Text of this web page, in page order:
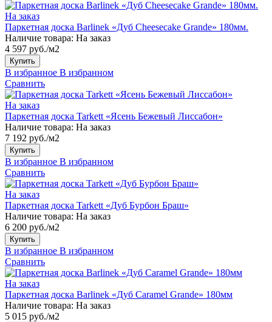
На заказ
Паркетная доска Barlinek «Дуб Cheesecake Grande» 180мм.
Наличие товара: На заказ
4 597 руб./м2
Купить
В избранное В избранном
Сравнить
На заказ
Паркетная доска Tarkett «Ясень Бежевый Лиссабон»
Наличие товара: На заказ
7 192 руб./м2
Купить
В избранное В избранном
Сравнить
На заказ
Паркетная доска Tarkett «Дуб Бурбон Браш»
Наличие товара: На заказ
6 200 руб./м2
Купить
В избранное В избранном
Сравнить
На заказ
Паркетная доска Barlinek «Дуб Caramel Grande» 180мм
Наличие товара: На заказ
5 015 руб./м2